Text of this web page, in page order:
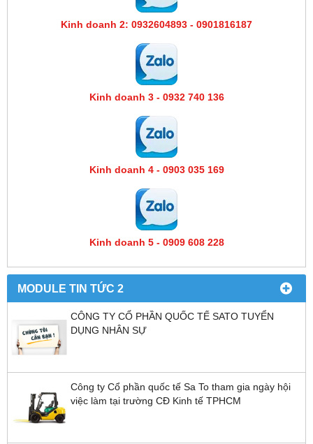
Kinh doanh 2: 0932604893 - 0901816187
Kinh doanh 3 - 0932 740 136
Kinh doanh 4 - 0903 035 169
Kinh doanh 5 - 0909 608 228
MODULE TIN TỨC 2
CÔNG TY CỔ PHẦN QUỐC TẾ SATO TUYỂN
DỤNG NHÂN SỰ
Công ty Cổ phần quốc tế Sa To tham gia ngày hội
việc làm tại trường CĐ Kinh tế TPHCM